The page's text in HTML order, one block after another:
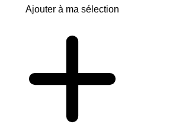
Ajouter à ma sélection